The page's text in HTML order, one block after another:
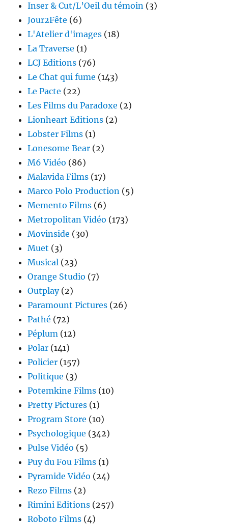
Inser & Cut/L’Oeil du témoin (3)
Jour2Fête (6)
L'Atelier d'images (18)
La Traverse (1)
LCJ Editions (76)
Le Chat qui fume (143)
Le Pacte (22)
Les Films du Paradoxe (2)
Lionheart Editions (2)
Lobster Films (1)
Lonesome Bear (2)
M6 Vidéo (86)
Malavida Films (17)
Marco Polo Production (5)
Memento Films (6)
Metropolitan Vidéo (173)
Movinside (30)
Muet (3)
Musical (23)
Orange Studio (7)
Outplay(2)
Paramount Pictures (26)
Pathé (72)
Péplum (12)
Polar (141)
Policier (157)
Politique (3)
Potemkine Films (10)
Pretty Pictures (1)
Program Store (10)
Psychologique (342)
Pulse Vidéo (5)
Puy du Fou Films (1)
Pyramide Vidéo (24)
Rezo Films (2)
Rimini Editions (257)
Roboto Films (4)